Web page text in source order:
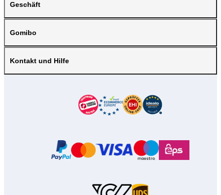
Geschäft
Gomibo
Kontakt und Hilfe